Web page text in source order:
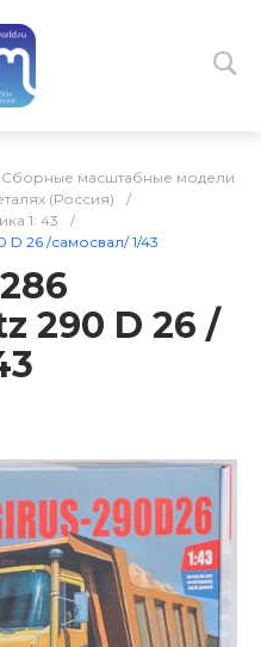
Сборные масштабные модели
(Россия)
/
1: 43
/
D 26 /самосвал/ 1/43
290 D 26 /